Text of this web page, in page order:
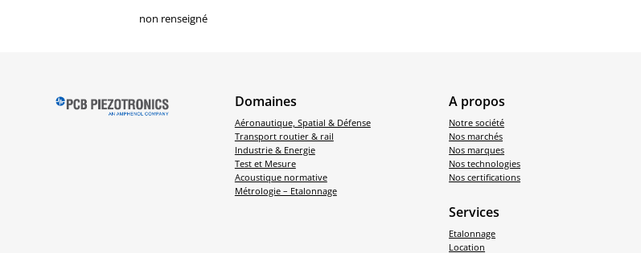
non renseigné
Domaines
Aéronautique, Spatial & Défense
Transport routier & rail
Industrie & Energie
Test et Mesure
Acoustique normative
Métrologie – Etalonnage
A propos
Notre société
Nos marchés
Nos marques
Nos technologies
Nos certifications
Services
Etalonnage
Location